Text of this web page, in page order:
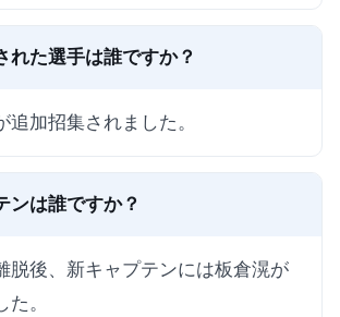
れた選手は誰ですか？
追加招集されました。
ンは誰ですか？
脱後、新キャプテンには板倉滉が
。